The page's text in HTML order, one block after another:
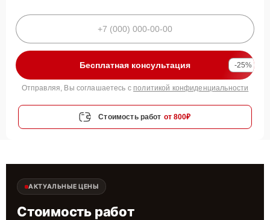
Бесплатная консультация -25%
Отправляя, Вы соглашаетесь с политикой конфиденциальности
Стоимость работ от 800₽
АКТУАЛЬНЫЕ ЦЕНЫ
Стоимость работ